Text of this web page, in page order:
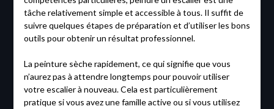
tâche relativement simple et accessible à tous. Il suffit de
suivre quelques étapes de préparation et d’utiliser les bons
outils pour obtenir un résultat professionnel.
La peinture sèche rapidement, ce qui signifie que vous
n’aurez pas à attendre longtemps pour pouvoir utiliser
votre escalier à nouveau. Cela est particulièrement
pratique si vous avez une famille active ou si vous utilisez